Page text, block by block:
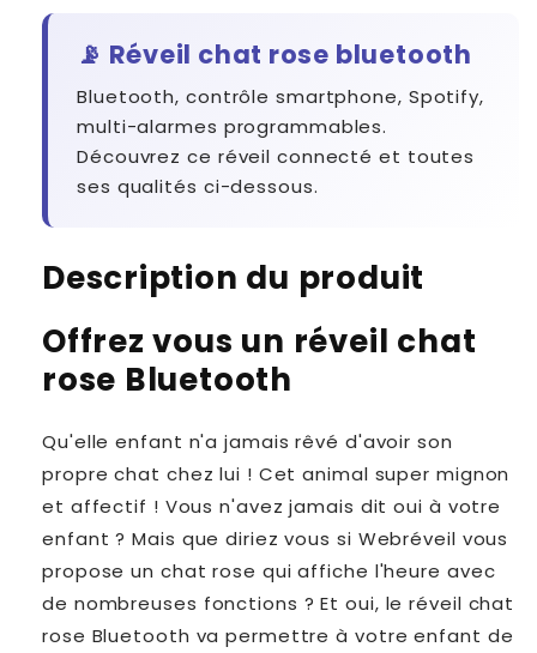
📡 Réveil chat rose bluetooth
Bluetooth, contrôle smartphone, Spotify,
multi-alarmes programmables.
Découvrez ce réveil connecté et toutes
ses qualités ci-dessous.
Description du produit
Offrez vous un réveil chat
rose Bluetooth
Qu'elle enfant n'a jamais rêvé d'avoir son
propre chat chez lui ! Cet animal super mignon
et affectif ! Vous n'avez jamais dit oui à votre
enfant ? Mais que diriez vous si Webréveil vous
propose un chat rose qui affiche l'heure avec
de nombreuses fonctions ? Et oui, le réveil chat
rose Bluetooth va permettre à votre enfant de